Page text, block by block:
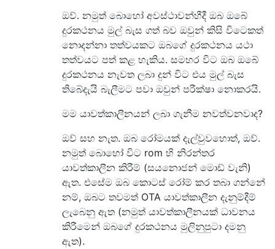
ඔව්. නමුත් බොහෝ අවස්ථාවන්හීදී ඔබ ඔබේ
දුරකථනය මුල් බැස ගත් බව ඔවුන් කිසි විටෙකත්
නොදන්නා තත්වයකට ඔබගේ දුරකථනය යථා
තත්වයට පත් කළ හැකිය. සමහර විට ඔබ ඔබේ
දුරකථනය නැවත ලබා දුන් විට එය මුල් බැස
තිබේදැයි බැලීමට පවා ඔවුන් පරීක්ෂා නොකරයි.
මම යාවත්කාලීනයන් ලබා ගැනීම නවත්වනවාද?
ඔව් සහ නැත. ඔබ රෝමයක් දැල්වුවහොත්, ඔව්.
නමුත් බොහෝ විට rom හි නිරන්තර
යාවත්කාලීන කිරීම් (සයනොජන් මොඩ් වැනි)
ඇත. එසේම ඔබ කොටස් රෝම් කර තබා ගන්නේ
නම්, ඔබට තවමත් OTA යාවත්කාලීන දැනුම්දීම්
ලැබෙනු ඇත (නමුත් යාවත්කාලීනයක් ධාවනය
කිරීමෙන් ඔබගේ දුරකථනය මුලිනුපුටා දමනු
ඇත).